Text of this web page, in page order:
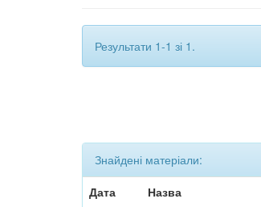
Результати 1-1 зі 1.
Знайдені матеріали:
Дата
Назва